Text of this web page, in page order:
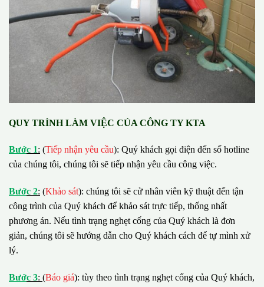
QUY TRÌNH LÀM VIỆC CỦA CÔNG TY KTA
Bước 1: (Tiếp nhận yêu cầu): Quý khách gọi điện đến số hotline
của chúng tôi, chúng tôi sẽ tiếp nhận yêu cầu công việc.
Bước 2: (Khảo sát): chúng tôi sẽ cử nhân viên kỹ thuật đến tận
công trình của Quý khách để khảo sát trực tiếp, thống nhất
phương án. Nếu tình trạng nghẹt cống của Quý khách là đơn
giản, chúng tôi sẽ hướng dẫn cho Quý khách cách để tự mình xử
lý.
Bước 3: (Báo giá): tùy theo tình trạng nghẹt cống của Quý khách,